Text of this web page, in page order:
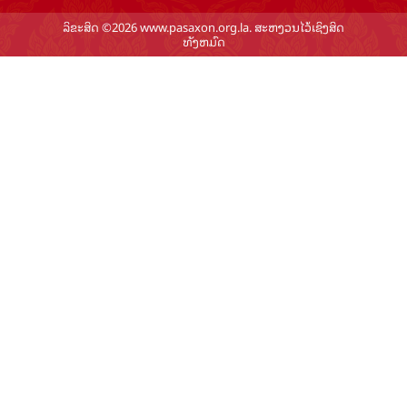
ລິຂະສິດ ©2026 www.pasaxon.org.la. ສະຫງວນໄວ້ເຊິງສິດ
ທັງຫມົດ